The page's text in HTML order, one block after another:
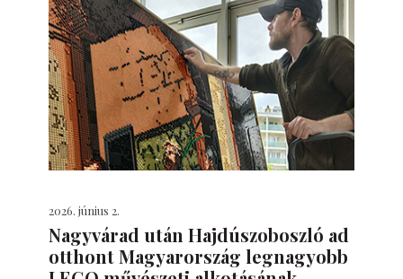
2026. június 2.
Nagyvárad után Hajdúszoboszló ad
otthont Magyarország legnagyobb